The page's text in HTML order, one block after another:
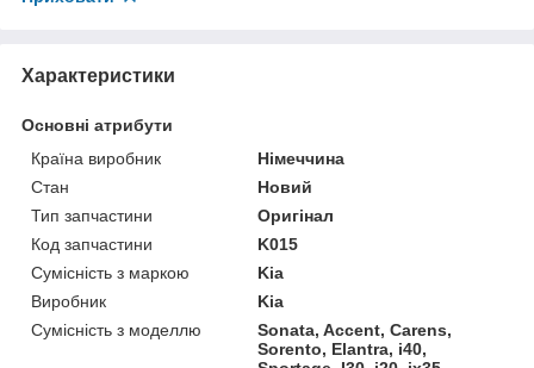
Характеристики
Основні атрибути
Країна виробник
Німеччина
Стан
Новий
Тип запчастини
Оригінал
Код запчастини
K015
Сумісність з маркою
Kia
Виробник
Kia
Сумісність з моделлю
Sonata, Accent, Carens,
Sorento, Elantra, i40,